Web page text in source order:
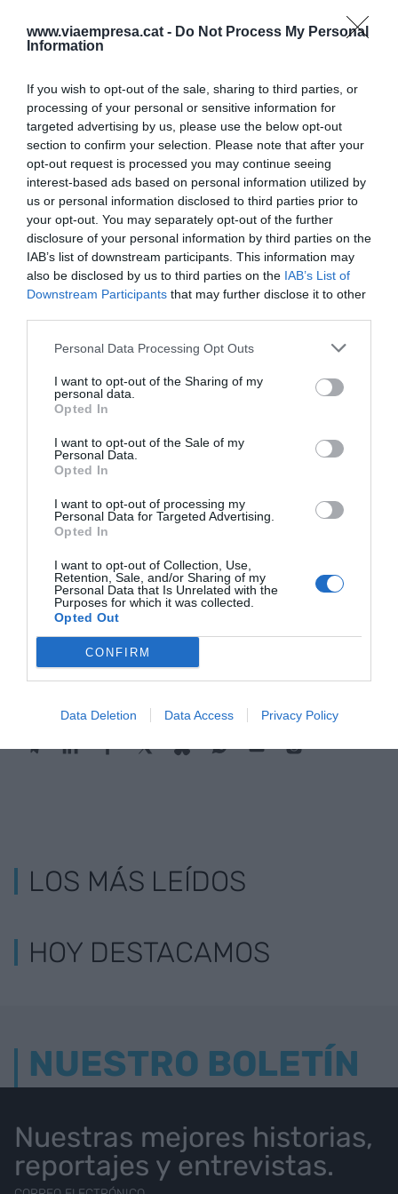
www.viaempresa.cat - Do Not Process My Personal
Information
If you wish to opt-out of the sale, sharing to third parties, or
processing of your personal or sensitive information for
targeted advertising by us, please use the below opt-out
section to confirm your selection. Please note that after your
opt-out request is processed you may continue seeing
interest-based ads based on personal information utilized by
us or personal information disclosed to third parties prior to
your opt-out. You may separately opt-out of the further
disclosure of your personal information by third parties on the
IAB’s list of downstream participants. This information may
also be disclosed by us to third parties on the IAB’s List of
Downstream Participants that may further disclose it to other
Personal Data Processing Opt Outs
I want to opt-out of the Sharing of my
personal data.
Opted In
I want to opt-out of the Sale of my
Personal Data.
Opted In
I want to opt-out of processing my
Personal Data for Targeted Advertising.
Opted In
I want to opt-out of Collection, Use,
Retention, Sale, and/or Sharing of my
Personal Data that Is Unrelated with the
Purposes for which it was collected.
Opted Out
CONFIRM
Data Deletion Data Access Privacy Policy
productoras han satisfecho un total de 326.000
euros en concepto de tasas y alquileres a
facturación por parte de las empresas de
servicios del entorno, como por ejemplo caterings,
alojamientos, restauración, seguridad, jardinería y
maquinaria diversa, así cómo los profesionales y
los figurantes.
Adidas y Mango
Entre los anunciantes que han pasado por el
Dutti, Venca, Pronovias o Maria Claire. En cuanto a
las series para la televisión, se han gestionado
localizaciones para Ídolo Paraíso
indústria del cine ha grabado escenas de
películas cómo
Marlowe, con Jessica Lange y Liam Neeson; y
niña dela Comunión
AñadirVIA Empresacomo fuente preferida
de Google de forma gratuita
Mantente informado con las últimas noticias de
actualidad
ACTIVAR AHORA
LOS MÁS LEÍDOS
HOY DESTACAMOS
NUESTRO BOLETÍN
Nuestras mejores historias,
reportajes y entrevistas.